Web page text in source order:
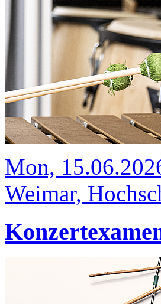
Mon,
Weimar,